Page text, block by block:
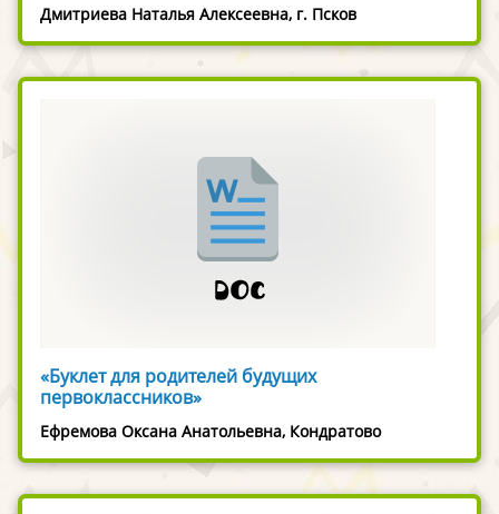
Дмитриева Наталья Алексеевна, г. Псков
«Буклет для родителей будущих
первоклассников»
Ефремова Оксана Анатольевна, Кондратово